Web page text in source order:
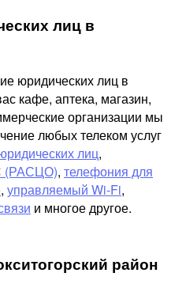
лиц в
юридических лиц в
кафе, аптека, магазин,
организации мы
любых телеком услуг
лиц,
(РАСЦО), телефония для
, управляемый Wi-Fi,
и многое другое.
район